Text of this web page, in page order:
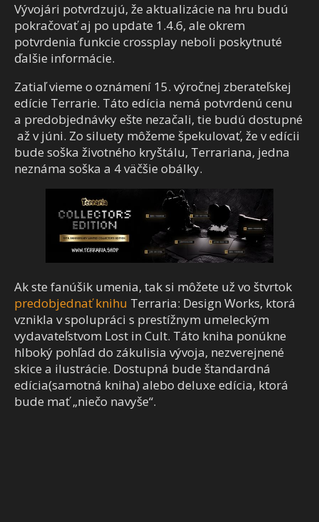
Vývojári potvrdzujú, že aktualizácie na hru budú
pokračovať aj po update 1.4.6, ale okrem
potvrdenia funkcie crossplay neboli poskytnuté
ďalšie informácie.
Zatiaľ vieme o oznámení 15. výročnej zberateľskej
edície Terrarie. Táto edícia nemá potvrdenú cenu
a predobjednávky ešte nezačali, tie budú dostupné
až v júni. Zo siluety môžeme špekulovať, že v edícii
bude soška životného kryštálu, Terrariana, jedna
neznáma soška a 4 väčšie obálky.
Ak ste fanúšik umenia, tak si môžete už vo štvrtok
predobjednať knihu Terraria: Design Works, ktorá
vznikla v spolupráci s prestížnym umeleckým
vydavateľstvom Lost in Cult. Táto kniha ponúkne
hlboký pohľad do zákulisia vývoja, nezverejnené
skice a ilustrácie. Dostupná bude štandardná
edícia(samotná kniha) alebo deluxe edícia, ktorá
bude mať „niečo navyše“.